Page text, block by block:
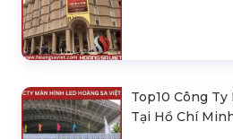
Top10 Công
Tại Hồ Chí